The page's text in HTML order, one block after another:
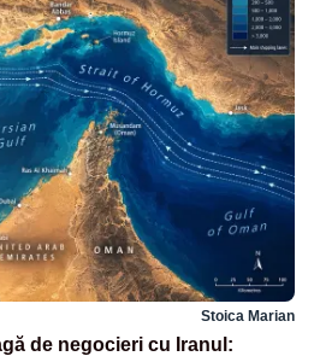
Stoica Marian
de negocieri cu Iranul: